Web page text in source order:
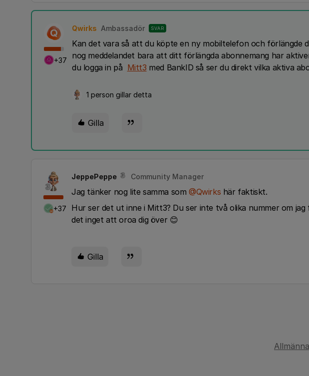
Q
+37
Qwirks Ambassadör SVAR
Kan det vara så att du köpte en ny mobiltelefon och förlängde
nog meddelandet bara att ditt förlängda abonnemang har
du logga in på Mitt3 med BankID så ser du direkt vilka aktiva
1 person gillar detta
Gilla
+37
JeppePeppe Community Manager
Jag tänker nog lite samma som@Qwirks här faktiskt.
Hur ser det ut inne i Mitt3? Du ser inte två olika nummer om
det inget att oroa dig över 😊
Gilla